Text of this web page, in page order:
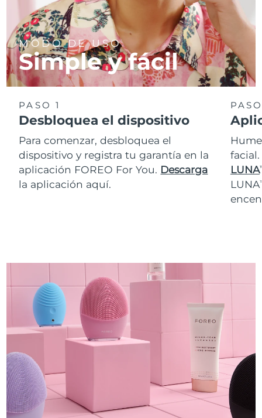
MODO DE USO
Simple y fácil
PASO 1
Desbloquea el dispositivo
Para comenzar, desbloquea el
dispositivo y registra tu garantía en la
aplicación FOREO For You. Descarga
la aplicación aquí.
LUNA
LUNA